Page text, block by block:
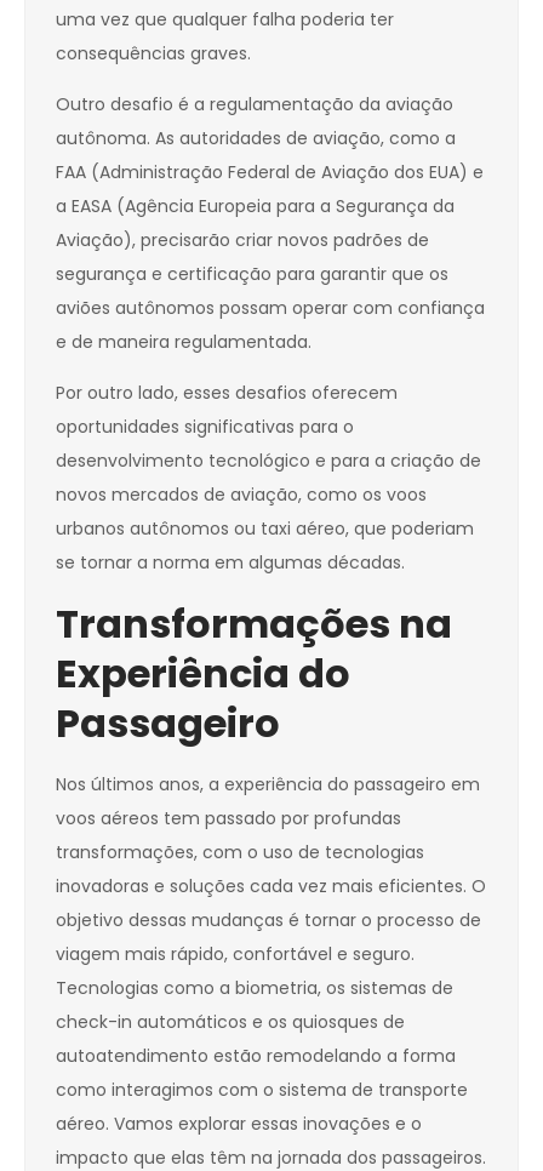
uma vez que qualquer falha poderia ter
consequências graves.
Outro desafio é a regulamentação da aviação
autônoma. As autoridades de aviação, como a
FAA (Administração Federal de Aviação dos EUA) e
a EASA (Agência Europeia para a Segurança da
Aviação), precisarão criar novos padrões de
segurança e certificação para garantir que os
aviões autônomos possam operar com confiança
e de maneira regulamentada.
Por outro lado, esses desafios oferecem
oportunidades significativas para o
desenvolvimento tecnológico e para a criação de
novos mercados de aviação, como os voos
urbanos autônomos ou taxi aéreo, que poderiam
se tornar a norma em algumas décadas.
Transformações na
Experiência do
Passageiro
Nos últimos anos, a experiência do passageiro em
voos aéreos tem passado por profundas
transformações, com o uso de tecnologias
inovadoras e soluções cada vez mais eficientes. O
objetivo dessas mudanças é tornar o processo de
viagem mais rápido, confortável e seguro.
Tecnologias como a biometria, os sistemas de
check-in automáticos e os quiosques de
autoatendimento estão remodelando a forma
como interagimos com o sistema de transporte
aéreo. Vamos explorar essas inovações e o
impacto que elas têm na jornada dos passageiros.